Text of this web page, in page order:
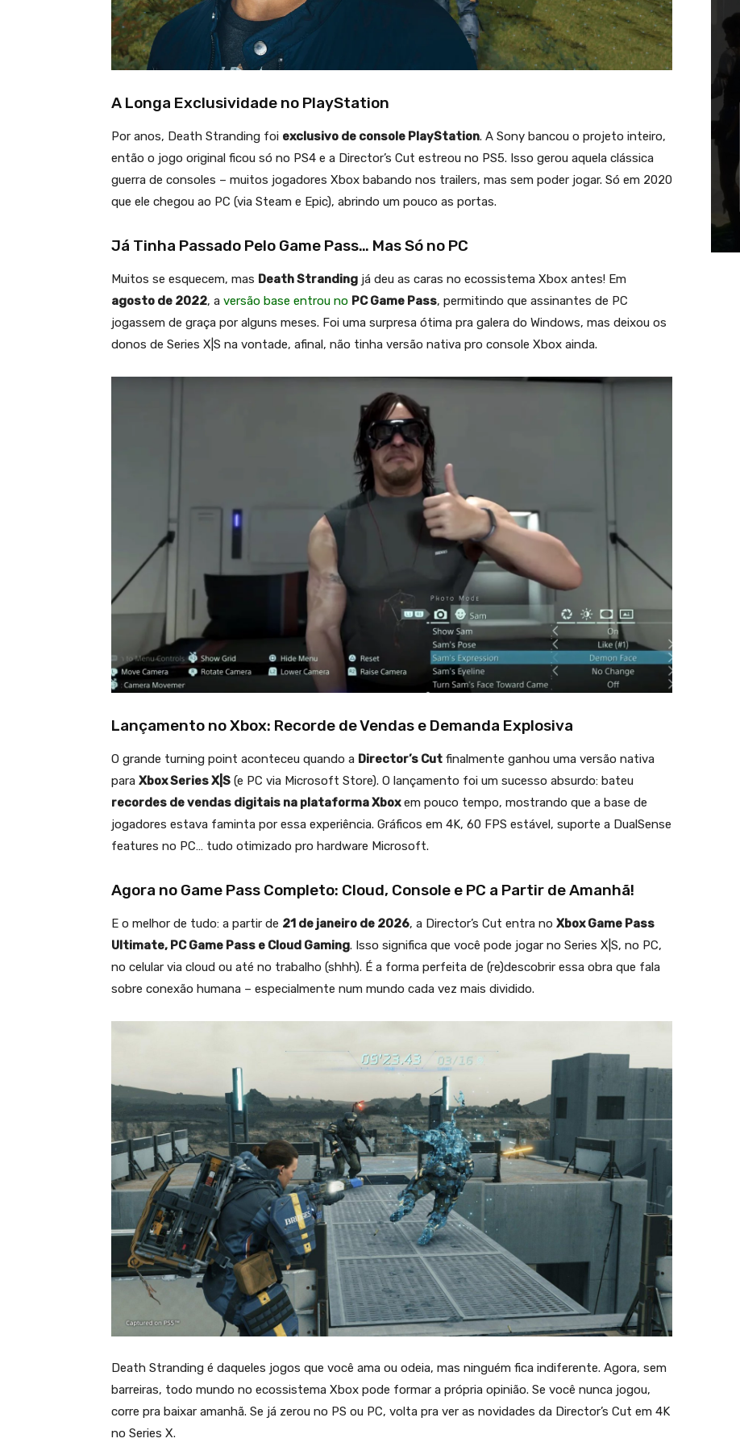
A Longa Exclusividade no PlayStation
Por anos, Death Stranding foi exclusivo de console PlayStation. A Sony bancou o projeto inteiro,
então o jogo original ficou só no PS4 e a Director’s Cut estreou no PS5. Isso gerou aquela clássica
guerra de consoles – muitos jogadores Xbox babando nos trailers, mas sem poder jogar. Só em 2020
que ele chegou ao PC (via Steam e Epic), abrindo um pouco as portas.
Já Tinha Passado Pelo Game Pass… Mas Só no PC
Muitos se esquecem, mas Death Stranding já deu as caras no ecossistema Xbox antes! Em
agosto de 2022, a versão base entrou no PC Game Pass, permitindo que assinantes de PC
jogassem de graça por alguns meses. Foi uma surpresa ótima pra galera do Windows, mas deixou os
donos de Series X|S na vontade, afinal, não tinha versão nativa pro console Xbox ainda.
Lançamento no Xbox: Recorde de Vendas e Demanda Explosiva
O grande turning point aconteceu quando a Director’s Cut finalmente ganhou uma versão nativa
para Xbox Series X|S (e PC via Microsoft Store). O lançamento foi um sucesso absurdo: bateu
recordes de vendas digitais na plataforma Xboxem pouco tempo, mostrando que a base de
jogadores estava faminta por essa experiência. Gráficos em 4K, 60 FPS estável, suporte a DualSense
features no PC… tudo otimizado pro hardware Microsoft.
Agora no Game Pass Completo: Cloud, Console e PC a Partir de Amanhã!
E o melhor de tudo: a partir de 21 de janeiro de 2026, a Director’s Cut entra no Xbox Game Pass
Ultimate, PC Game Pass e Cloud Gaming. Isso significa que você pode jogar no Series X|S, no PC,
no celular via cloud ou até no trabalho (shhh). É a forma perfeita de (re)descobrir essa obra que fala
sobre conexão humana – especialmente num mundo cada vez mais dividido.
Death Stranding é daqueles jogos que você ama ou odeia, mas ninguém fica indiferente. Agora, sem
barreiras, todo mundo no ecossistema Xbox pode formar a própria opinião. Se você nunca jogou,
corre pra baixar amanhã. Se já zerou no PS ou PC, volta pra ver as novidades da Director’s Cut em 4K
no Series X.